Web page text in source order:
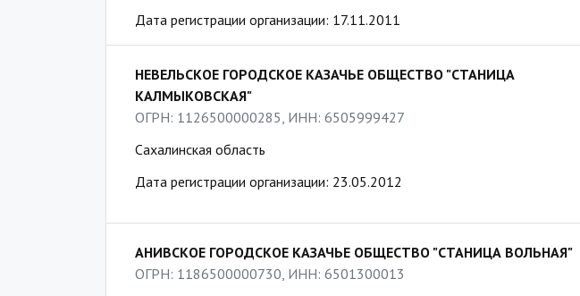
Дата регистрации организации: 17.11.2011
НЕВЕЛЬСКОЕ ГОРОДСКОЕ КАЗАЧЬЕ ОБЩЕСТВО "СТАНИЦА
КАЛМЫКОВСКАЯ"
ОГРН: 1126500000285, ИНН: 6505999427
Сахалинская область
Дата регистрации организации: 23.05.2012
АНИВСКОЕ ГОРОДСКОЕ КАЗАЧЬЕ ОБЩЕСТВО "СТАНИЦА ВОЛЬНАЯ"
ОГРН: 1186500000730, ИНН: 6501300013